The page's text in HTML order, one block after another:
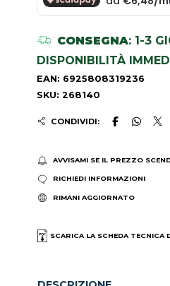
CONSEGNA: 1-3
DISPONIBILITÀ
EAN: 6925808319236
SKU: 268140
CONDIVIDI:
AVVISAMI SE IL PREZZO
RICHIEDI INFORMAZIONI
RIMANI AGGIORNATO
SCARICA LA SCHEDA TECNICA